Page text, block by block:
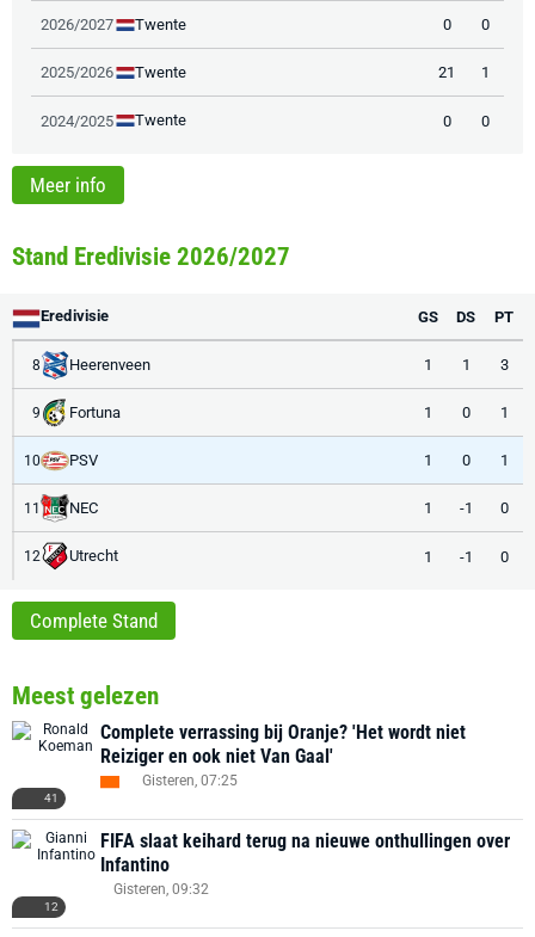
2026/2027 Twente 0 0
2025/2026 Twente 21 1
2024/2025 Twente 0 0
Meer info
Stand Eredivisie 2026/2027
Eredivisie GS DS PT
8 Heerenveen 1 1 3
9 Fortuna 1 0 1
10 PSV 1 0 1
11 NEC 1 -1 0
12 Utrecht 1 -1 0
Complete Stand
Meest gelezen
41
Complete verrassing bij Oranje? 'Het wordt niet
Reiziger en ook niet Van Gaal'
Gisteren, 07:25
12
FIFA slaat keihard terug na nieuwe onthullingen over
Infantino
Gisteren, 09:32